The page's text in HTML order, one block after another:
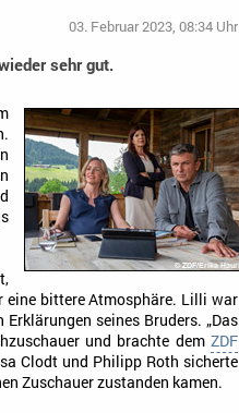
03. Februar 2023, 08:34 Uhr
sehr gut.
eine bittere Atmosphäre. Lilli war
seines Bruders. „Das
und brachte demZDF
Clodt und Philipp Roth sicherte
Zuschauer zustanden kamen.